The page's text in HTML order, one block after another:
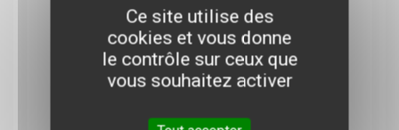
Ce site utilise des
cookies et vous donne
le contrôle sur ceux que
vous souhaitez activer